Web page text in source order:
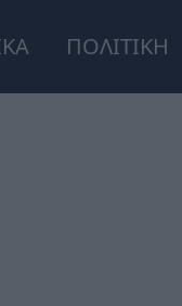
ΠΟΛΙΤΙΚΗ